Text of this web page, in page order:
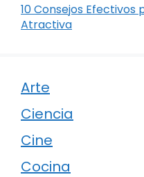
10 Consejos Efectivos
Atractiva
Arte
Ciencia
Cine
Cocina